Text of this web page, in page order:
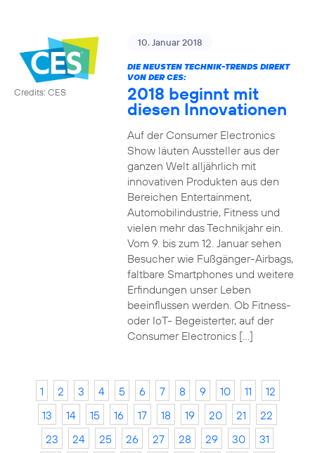
Credits: CES
10. Januar 2018
DIE NEUSTEN TECHNIK-TRENDS DIREKT
VON DER CES:
2018 beginnt mit
diesen Innovationen
Auf der Consumer Electronics
Show läuten Aussteller aus der
ganzen Welt alljährlich mit
innovativen Produkten aus den
Bereichen Entertainment,
Automobilindustrie, Fitness und
vielen mehr das Technikjahr ein.
Vom 9. bis zum 12. Januar sehen
Besucher wie Fußgänger-Airbags,
faltbare Smartphones und weitere
Erfindungen unser Leben
beeinflussen werden. Ob Fitness-
oder IoT- Begeisterter, auf der
Consumer Electronics […]
1 2 3 4 5 6 7 8 9 10 11
12
13
14 15 16 17 18 19 20 21
22
23
24 25 26 27 28 29 30
31